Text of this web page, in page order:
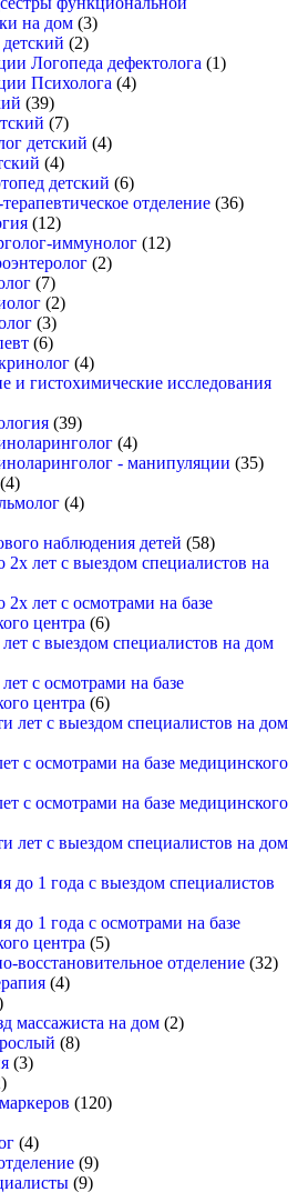
на дом (3)
(2)
Логопеда дефектолога (1)
Психолога (4)
(39)
(7)
детский (4)
(4)
детский (6)
отделение (36)
(12)
иммунолог (12)
(2)
(7)
(2)
(3)
(6)
(4)
и гистохимические исследования
(39)
(4)
- манипуляции (35)
(4)
(4)
наблюдения детей (58)
2х лет с выездом специалистов на
2х лет с осмотрами на базе
центра (6)
с выездом специалистов на дом
с осмотрами на базе
центра (6)
лет с выездом специалистов на дом
с осмотрами на базе медицинского
с осмотрами на базе медицинского
лет с выездом специалистов на дом
до 1 года с выездом специалистов
до 1 года с осмотрами на базе
центра (5)
восстановительное отделение (32)
(4)
массажиста на дом (2)
(8)
(3)
(120)
(4)
(9)
(9)